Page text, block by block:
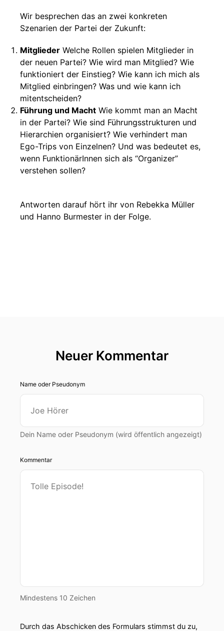
Wir besprechen das an zwei konkreten
Szenarien der Partei der Zukunft:
Mitglieder Welche Rollen spielen Mitglieder in
der neuen Partei? Wie wird man Mitglied? Wie
funktioniert der Einstieg? Wie kann ich mich als
Mitglied einbringen? Was und wie kann ich
mitentscheiden?
Führung und Macht Wie kommt man an Macht
in der Partei? Wie sind Führungsstrukturen und
Hierarchien organisiert? Wie verhindert man
Ego-Trips von Einzelnen? Und was bedeutet es,
wenn FunktionärInnen sich als “Organizer”
verstehen sollen?
Antworten darauf hört ihr von Rebekka Müller
und Hanno Burmester in der Folge.
Neuer Kommentar
Name oder Pseudonym
Dein Name oder Pseudonym (wird öffentlich angezeigt)
Kommentar
Mindestens 10 Zeichen
Durch das Abschicken des Formulars stimmst du zu,